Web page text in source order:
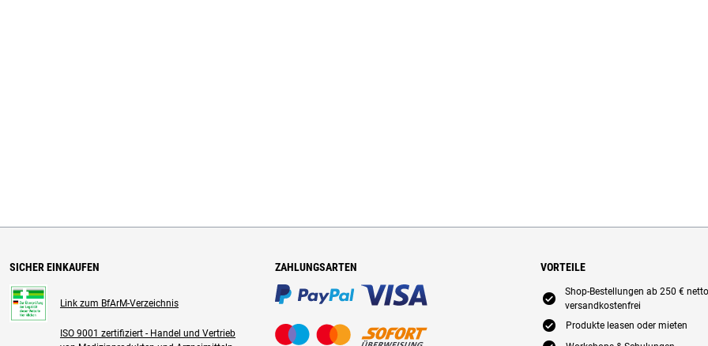
SICHER EINKAUFEN
Link zum BfArM-Verzeichnis
ISO 9001 zertifiziert - Handel und Vertrieb
ZAHLUNGSARTEN VORTEILE
E
Shop-Bestellungen ab 250 € netto
versandkostenfrei
E Produkte leasen oder mieten